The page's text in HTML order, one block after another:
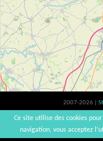
2007-2026 |
Der Verzehr von Alkohol ist
Ce site utilise des cookies
navigation, vous acceptez